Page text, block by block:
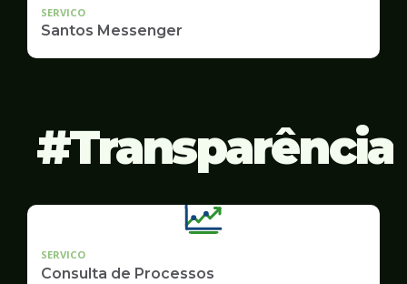
SERVICO
Santos Messenger
Transparência
SERVICO
Consulta de Processos